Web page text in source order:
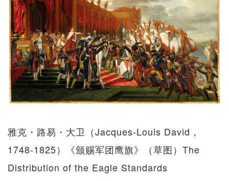
雅克・路易・大卫（Jacques-Louis David，
1748-1825）《颁赐军团鹰旗》（草图）The
Distribution of the Eagle Standards